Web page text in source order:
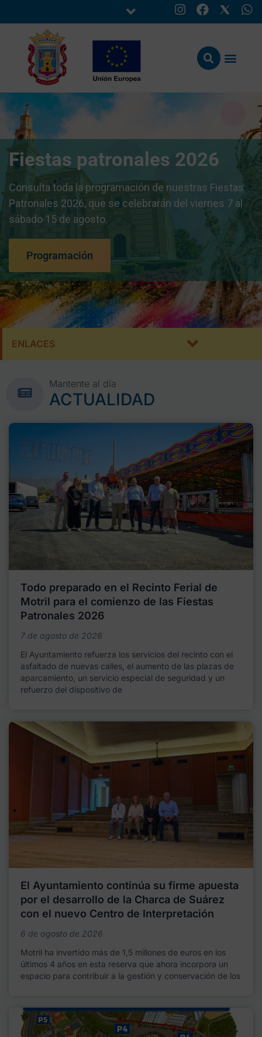
Fiestas patronales 2026
Consulta toda la programación de nuestras Fiestas
Patronales 2026, que se celebrarán del viernes 7 al
sábado 15 de agosto.
Programación
ENLACES
Mantente al día
ACTUALIDAD
Todo preparado en el Recinto Ferial de
Motril para el comienzo de las Fiestas
Patronales 2026
7 de agosto de 2026
El Ayuntamiento refuerza los servicios del recinto con el
asfaltado de nuevas calles, el aumento de las plazas de
aparcamiento, un servicio especial de seguridad y un
refuerzo del dispositivo de
El Ayuntamiento continúa su firme apuesta
por el desarrollo de la Charca de Suárez
con el nuevo Centro de Interpretación
6 de agosto de 2026
Motril ha invertido más de 1,5 millones de euros en los
últimos 4 años en esta reserva que ahora incorpora un
espacio para contribuir a la gestión y conservación de los